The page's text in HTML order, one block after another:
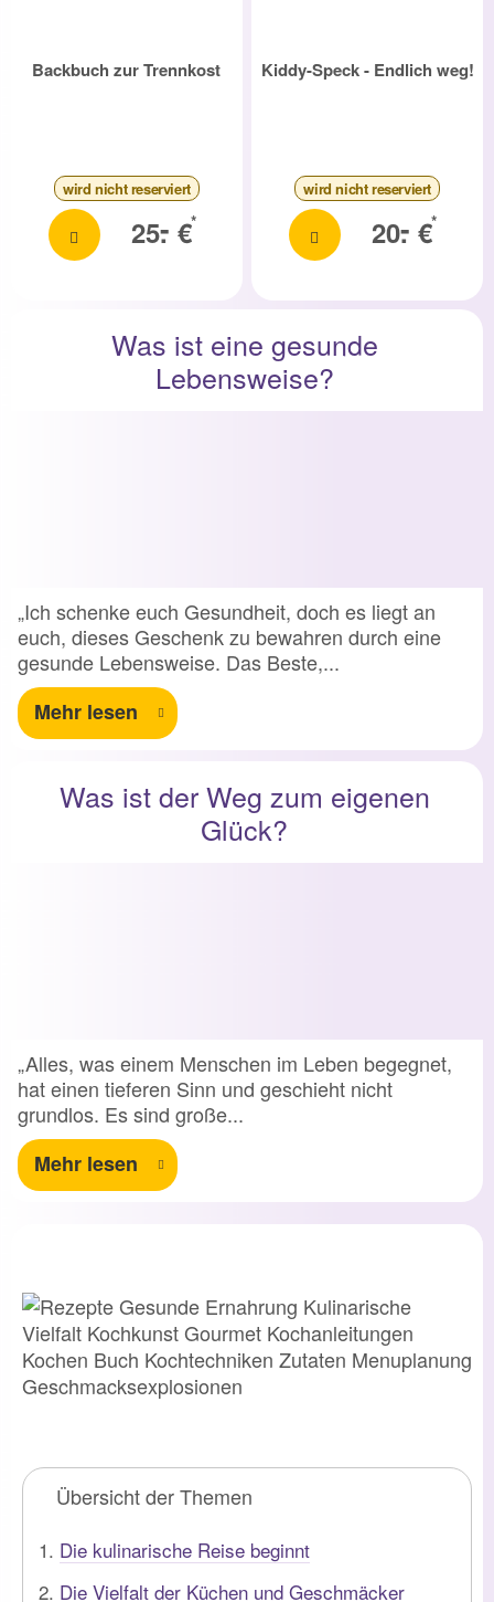
Backbuch zur Trennkost
wird nicht reserviert
25.
- €
*
Kiddy-Speck - Endlich weg!
wird nicht reserviert
20.
- €
*
Was ist eine gesunde
Lebensweise?
„Ich schenke euch Gesundheit, doch es liegt an
euch, dieses Geschenk zu bewahren durch eine
gesunde Lebensweise. Das Beste,...
Mehr lesen
Was ist der Weg zum eigenen
Glück?
„Alles, was einem Menschen im Leben begegnet,
hat einen tieferen Sinn und geschieht nicht
grundlos. Es sind große...
Mehr lesen
Übersicht der Themen
Die kulinarische Reise beginnt
Die Vielfalt der Küchen und Geschmäcker